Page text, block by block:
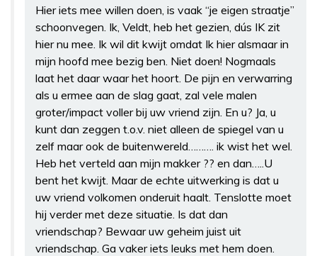
Hier iets mee willen doen, is vaak “je eigen straatje”
schoonvegen. Ik, Veldt, heb het gezien, dús IK zit
hier nu mee. Ik wil dit kwijt omdat Ik hier alsmaar in
mijn hoofd mee bezig ben. Niet doen! Nogmaals
laat het daar waar het hoort. De pijn en verwarring
als u ermee aan de slag gaat, zal vele malen
groter/impact voller bij uw vriend zijn. En u? Ja, u
kunt dan zeggen t.o.v. niet alleen de spiegel van u
zelf maar ook de buitenwereld………. ik wist het wel.
Heb het verteld aan mijn makker ?? en dan…..U
bent het kwijt. Maar de echte uitwerking is dat u
uw vriend volkomen onderuit haalt. Tenslotte moet
hij verder met deze situatie. Is dat dan
vriendschap? Bewaar uw geheim juist uit
vriendschap. Ga vaker iets leuks met hem doen.